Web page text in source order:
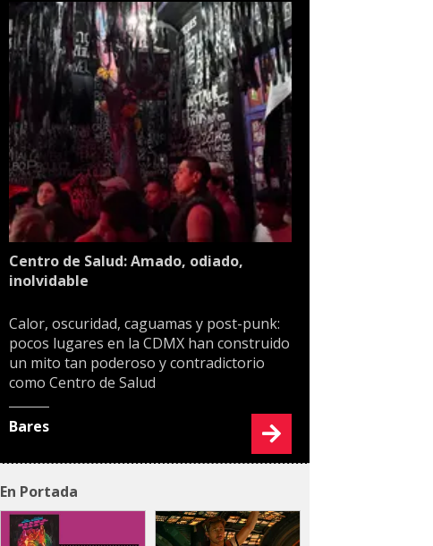
Centro de Salud: Amado, odiado,
inolvidable
Calor, oscuridad, caguamas y post-punk:
pocos lugares en la CDMX han construido
un mito tan poderoso y contradictorio
como Centro de Salud
Bares
En Portada